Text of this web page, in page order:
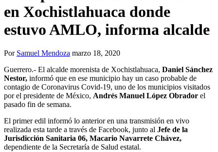
en Xochistlahuaca donde
estuvo AMLO, informa alcalde
Por Samuel Mendoza marzo 18, 2020
Guerrero.- El alcalde morenista de Xochistlahuaca, Daniel Sánchez
Nestor, informó que en ese municipio hay un caso probable de
contagio de Coronavirus Covid-19, uno de los municipios visitados
por el presidente de México, Andrés Manuel López Obrador el
pasado fin de semana.
El primer edil informó lo anterior en una transmisión en vivo
realizada esta tarde a través de Facebook, junto al Jefe de la
Jurisdicción Sanitaria 06, Macario Navarrete Chávez,
dependiente de la Secretaría de Salud estatal.